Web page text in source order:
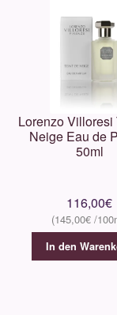
Lorenzo Villoresi
Neige Eau de
50ml
116,00€
145,00€
In den